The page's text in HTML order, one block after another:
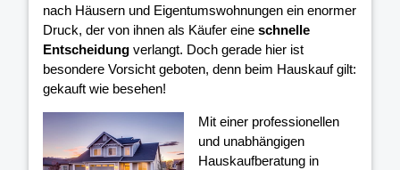
nach Häusern und Eigentumswohnungen ein enormer
Druck, der von ihnen als Käufer eine schnelle
Entscheidung verlangt. Doch gerade hier ist
besondere Vorsicht geboten, denn beim Hauskauf gilt:
gekauft wie besehen!
Mit einer professionellen
und unabhängigen
Hauskaufberatung in